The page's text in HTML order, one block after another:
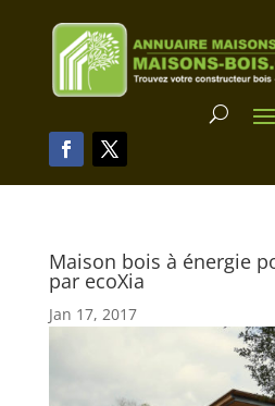
Maison bois à énergie
par ecoXia
Jan 17, 2017